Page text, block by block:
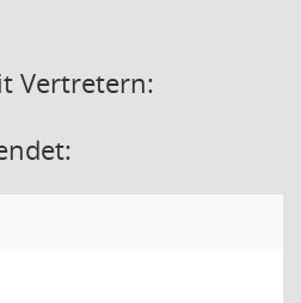
Vertretern: